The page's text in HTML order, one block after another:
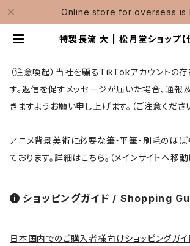
Online store for overseas is
特製長流 大 | 松月堂ショップ【
（注意喚起）当社を騙るTikTokアカウントの
す。返信を促すメッセージが届いた場合、通報
きますようお願い申し上げます。（ご注意くださ
アニメ背景美術に必要な筆・平筆・刷毛のほ
ております。詳細はこちら。（メインサイトへ移動
ショッピングガイド / Shopping
日本国内でのご購入者様向けショッピングガイ